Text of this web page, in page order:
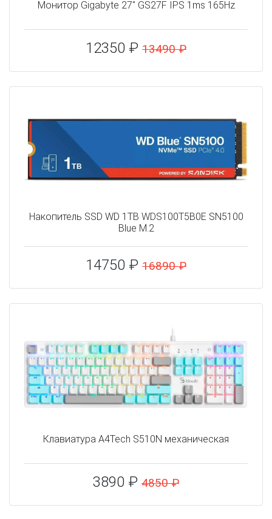
Монитор Gigabyte 27" GS27F IPS 1ms 165Hz
12350 ₽ 13490 ₽
Накопитель SSD WD 1TB WDS100T5B0E SN5100
Blue M.2
14750 ₽ 16890 ₽
Клавиатура A4Tech S510N механическая
3890 ₽ 4850 ₽